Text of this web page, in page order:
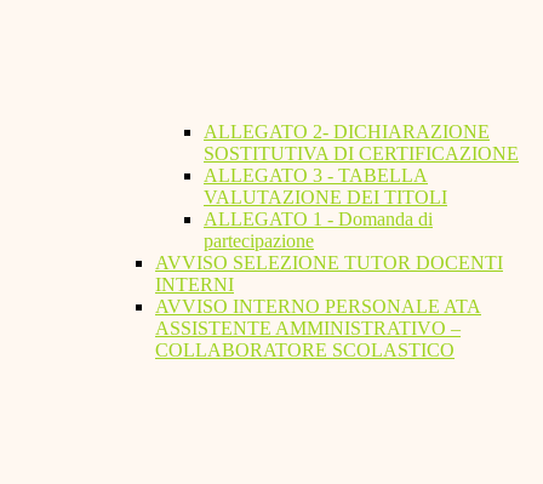
ALLEGATO 2- DICHIARAZIONE
SOSTITUTIVA DI CERTIFICAZIONE
ALLEGATO 3 - TABELLA
VALUTAZIONE DEI TITOLI
ALLEGATO 1 - Domanda di
partecipazione
AVVISO SELEZIONE TUTOR DOCENTI
INTERNI
AVVISO INTERNO PERSONALE ATA
ASSISTENTE AMMINISTRATIVO –
COLLABORATORE SCOLASTICO